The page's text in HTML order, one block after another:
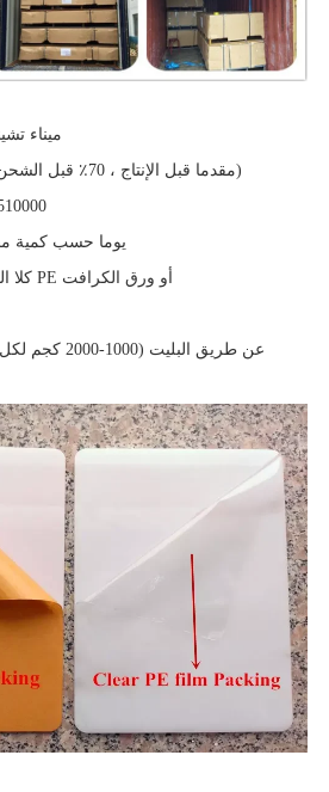
T / T (30٪ مقدما قبل الإنتاج ، 70٪ قبل الشحن)
5-15 يوما حسب كمية
كلا الجانبين فيلم PE أو ورق الكرافت